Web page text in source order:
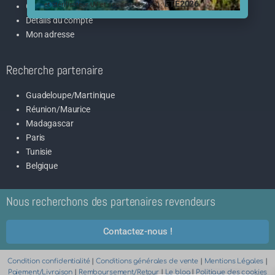
Contact SAV
Détails du compte
Mon adresse
Recherche partenaire
Guadeloupe/Martinique
Réunion/Maurice
Madagascar
Paris
Tunisie
Belgique
Nous recherchons des partenaires revendeurs
Contactez-nous !
Condition confidentialité|Conditions générales de vente| Mentions Légales |
Paiement/Livraison | Remboursement/Retour | Le blog| Politique des cookies
et stérilisateur UV et ses accessoires) :ÉTÉ2026